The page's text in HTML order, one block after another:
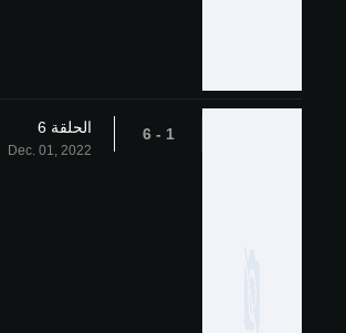
1 - 6 الحلقة 6
Dec. 01, 2022